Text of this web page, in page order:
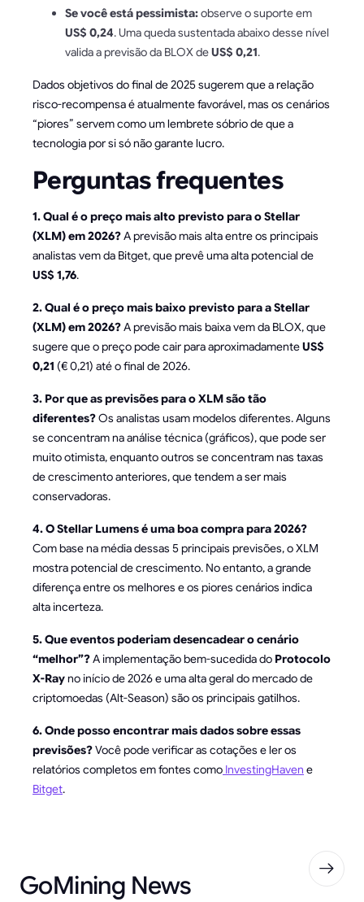
Se você está pessimista:observe o suporte em
US$ 0,24. Uma queda sustentada abaixo desse nível
valida a previsão da BLOX deUS$ 0,21.
Dados objetivos do final de 2025 sugerem que a relação
risco-recompensa é atualmente favorável, mas os cenários
“piores” servem como um lembrete sóbrio de que a
tecnologia por si só não garante lucro.
Perguntas frequentes
1. Qual é o preço mais alto previsto para o Stellar
(XLM) em 2026?A previsão mais alta entre os principais
analistas vem da Bitget, que prevê uma alta potencial de
US$ 1,76.
2. Qual é o preço mais baixo previsto para a Stellar
(XLM) em 2026?A previsão mais baixa vem da BLOX, que
sugere que o preço pode cair para aproximadamenteUS$
0,21 (€ 0,21) até o final de 2026.
3. Por que as previsões para o XLM são tão
diferentes?Os analistas usam modelos diferentes. Alguns
se concentram na análise técnica (gráficos), que pode ser
muito otimista, enquanto outros se concentram nas taxas
de crescimento anteriores, que tendem a ser mais
conservadoras.
4. O Stellar Lumens é uma boa compra para 2026?
Com base na média dessas 5 principais previsões, o XLM
mostra potencial de crescimento. No entanto, a grande
diferença entre os melhores e os piores cenários indica
alta incerteza.
5. Que eventos poderiam desencadear o cenário
“melhor”?A implementação bem-sucedida do Protocolo
X-Rayno início de 2026 e uma alta geral do mercado de
criptomoedas (Alt-Season) são os principais gatilhos.
6. Onde posso encontrar mais dados sobre essas
previsões?Você pode verificar as cotações e ler os
relatórios completos em fontes como InvestingHaven e
Bitget.
GoMining News